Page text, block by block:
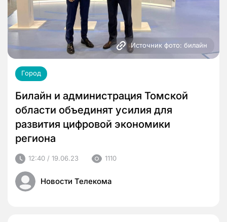
Источник фото: билайн
Город
Билайн и администрация Томской
области объединят усилия для
развития цифровой экономики
региона
12:40 / 19.06.23 1110
Новости Телекома